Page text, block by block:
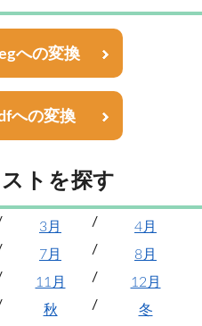
への変換
への変換
トを探す
3月
4月
7月
8月
11月
12月
秋 冬